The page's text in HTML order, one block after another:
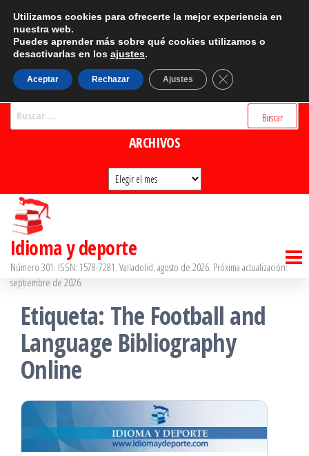
Saltar
contenido
CATEGORÍAS
Categorías
BUSCADOR
ARCHIVOS
Archivos
Idioma y deporte
Número 301. ISSN: 1578-7281. Valladolid, agosto de 2026. Próxima actualización:
septiembre de 2026.
Etiqueta: The Football and
Language Bibliography
Online
Utilizamos cookies para ofrecerte la mejor experiencia en
nuestra web.
Puedes aprender más sobre qué cookies utilizamos o
desactivarlas en los ajustes.
Aceptar Rechazar Ajustes Cerrar el banner